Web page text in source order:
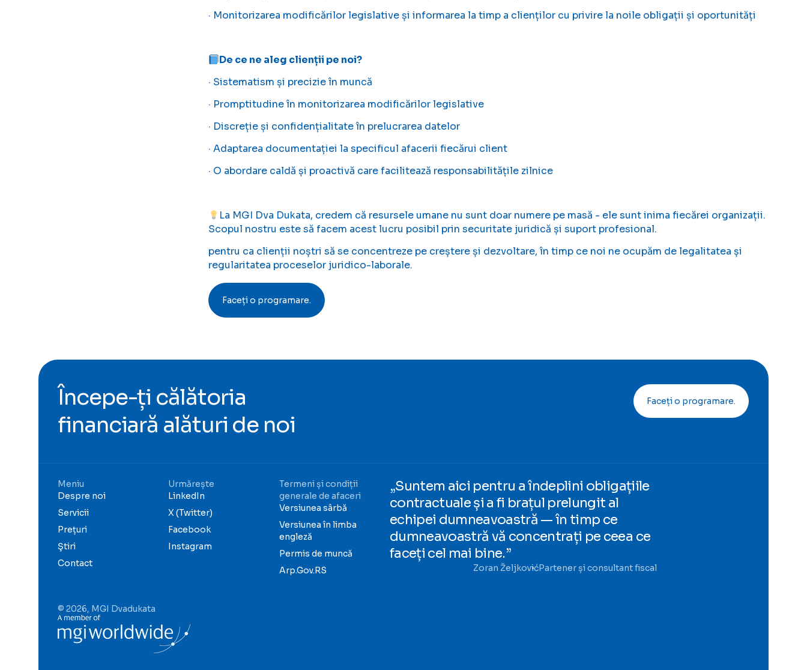
· Monitorizarea modificărilor legislative și informarea la timp a clienților cu privire la noile obligații și oportunități
De ce ne aleg clienții pe noi?
· Sistematism și precizie în muncă
· Promptitudine în monitorizarea modificărilor legislative
· Discreție și confidențialitate în prelucrarea datelor
· Adaptarea documentației la specificul afacerii fiecărui client
· O abordare caldă și proactivă care facilitează responsabilitățile zilnice
La MGI Dva Dukata, credem că resursele umane nu sunt doar numere pe masă - ele sunt inima fiecărei organizații.
Scopul nostru este să facem acest lucru posibil prin securitate juridică și suport profesional.
pentru ca clienții noștri să se concentreze pe creștere și dezvoltare, în timp ce noi ne ocupăm de legalitatea și
regularitatea proceselor juridico-laborale.
Faceți o programare.
Începe-ți călătoria
financiară alături de noi
Faceți o programare.
Meniu
Despre noi
Servicii
Prețuri
Ştiri
Contact
Urmărește
LinkedIn
X (Twitter)
Facebook
Instagram
Termeni și condiții
generale de afaceri
Versiunea sârbă
Versiunea în limba
engleză
Permis de muncă
Arp.Gov.RS
„Suntem aici pentru a îndeplini obligațiile
contractuale și a fi brațul prelungit al
echipei dumneavoastră — în timp ce
dumneavoastră vă concentrați pe ceea ce
faceți cel mai bine.”
Zoran ŽeljkovićPartener și consultant fiscal
© 2026, MGI Dvadukata